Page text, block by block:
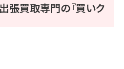
張買取専門の『買いク